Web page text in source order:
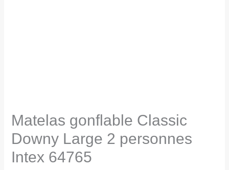
Matelas gonflable Classic
Downy Large 2 personnes
Intex 64765